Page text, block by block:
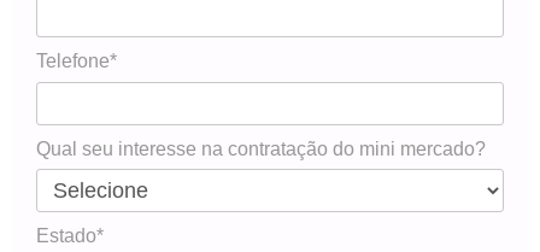
Telefone*
Qual seu interesse na contratação do mini mercado?
Estado*